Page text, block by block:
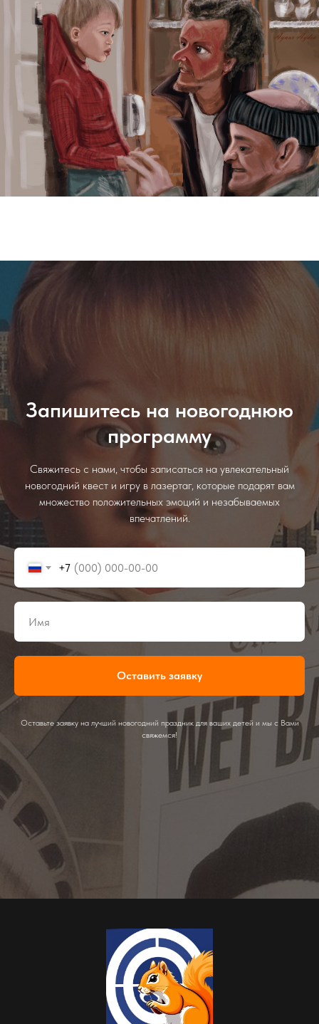
Запишитесь на новогоднюю
программу
Свяжитесь с нами, чтобы записаться на увлекательный
новогодний квест и игру в лазертаг, которые подарят вам
множество положительных эмоций и незабываемых
впечатлений.
+7
Оставить заявку
Оставьте заявку на лучший новогодний праздник для ваших детей и мы с Вами
свяжемся!